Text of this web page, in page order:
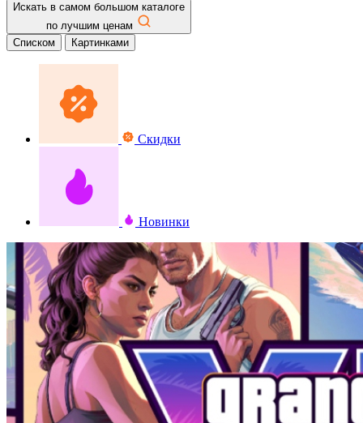
Искать в самом большом каталоге
по лучшим ценам
Списком
Картинками
Скидки
Новинки